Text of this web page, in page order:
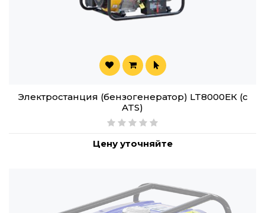
Электростанция (бензогенератор) LT8000EК (с
ATS)
Цену уточняйте